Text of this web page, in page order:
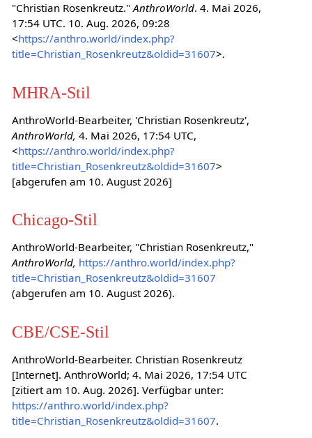
"Christian Rosenkreutz."AnthroWorld. 4. Mai 2026,
17:54 UTC. 10. Aug. 2026, 09:28
<https://anthro.world/index.php?
title=Christian_Rosenkreutz&oldid=31607>.
MHRA-Stil
AnthroWorld-Bearbeiter, 'Christian Rosenkreutz',
AnthroWorld, 4. Mai 2026, 17:54 UTC,
<https://anthro.world/index.php?
title=Christian_Rosenkreutz&oldid=31607>
[abgerufen am 10. August 2026]
Chicago-Stil
AnthroWorld-Bearbeiter, "Christian Rosenkreutz,"
AnthroWorld, https://anthro.world/index.php?
title=Christian_Rosenkreutz&oldid=31607
(abgerufen am 10. August 2026).
CBE/CSE-Stil
AnthroWorld-Bearbeiter. Christian Rosenkreutz
[Internet]. AnthroWorld; 4. Mai 2026, 17:54 UTC
[zitiert am 10. Aug. 2026]. Verfügbar unter:
https://anthro.world/index.php?
title=Christian_Rosenkreutz&oldid=31607.